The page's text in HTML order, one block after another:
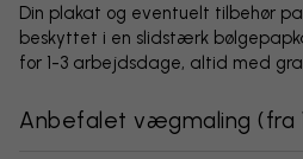
Din plakat og eventuelt tilbehør
beskyttet i en slidstærk
for 1-3 arbejdsdage, altid med
Anbefalet vægmaling (fra